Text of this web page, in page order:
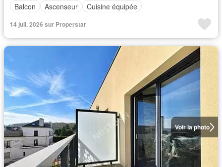
Balcon
Ascenseur Cuisine équipée
14 juil. 2026 sur Properstar
Voir la photo